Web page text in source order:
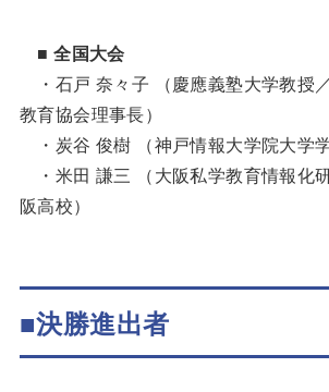
■ 全国大会
・石戸 奈々子 （慶應義塾大学教授
教育協会理事長）
・炭谷 俊樹 （神戸情報大学院大学学
・米田 謙三 （大阪私学教育情報化
阪高校）
■決勝進出者